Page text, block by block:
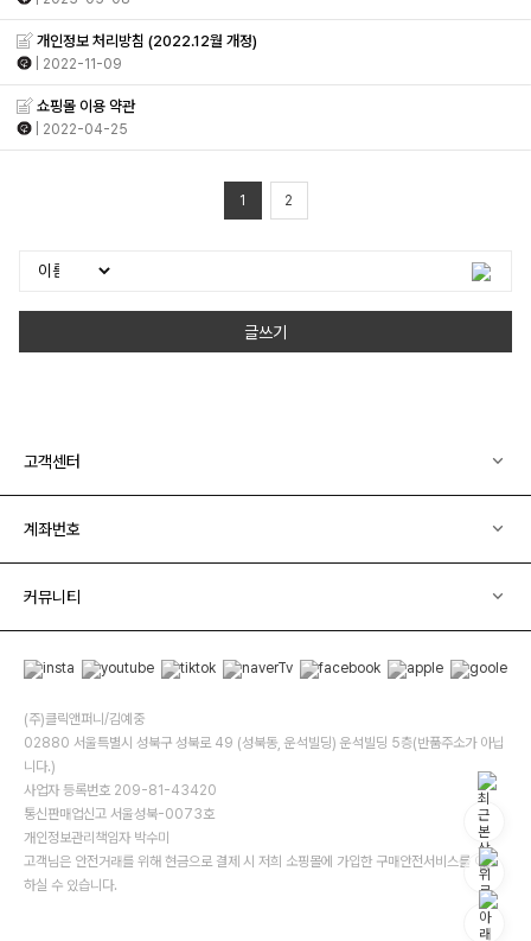
개인정보 처리방침 (2022.12월 개정)
| 2022-11-09
쇼핑몰 이용 약관
| 2022-04-25
1 2
글쓰기
고객센터
계좌번호
커뮤니티
(주)클릭앤퍼니/김예중
02880 서울특별시 성북구 성북로 49 (성북동, 운석빌딩) 운석빌딩 5층(반품주소가 아닙
니다.)
사업자 등록번호 209-81-43420
통신판매업신고 서울성북-0073호
개인정보관리책임자 박수미
고객님은 안전거래를 위해 현금으로 결제 시 저희 소핑몰에 가입한 구매안전서비스를 이용
하실 수 있습니다.